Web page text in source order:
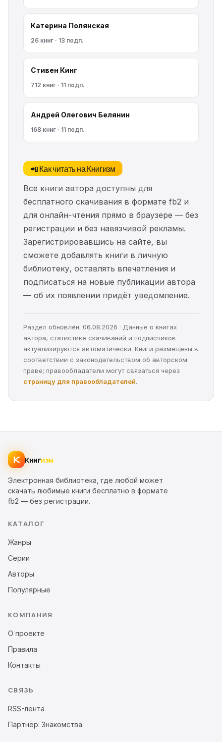
Катерина Полянская
26 книг · 13 подп.
Стивен Кинг
712 книг · 11 подп.
Андрей Олегович Белянин
168 книг · 11 подп.
📲 Как читать на Книгизм
Все книги автора доступны для
бесплатного скачивания в формате fb2 и
для онлайн-чтения прямо в браузере — без
регистрации и без навязчивой рекламы.
Зарегистрировавшись на сайте, вы
сможете добавлять книги в личную
библиотеку, оставлять впечатления и
подписаться на новые публикации автора
— об их появлении придёт уведомление.
Раздел обновлён: 06.08.2026 · Данные о книгах
автора, статистике скачиваний и подписчиков
актуализируются автоматически. Книги размещены в
соответствии с законодательством об авторском
праве; правообладатели могут связаться через
страницу для правообладателей.
Книгизм
Электронная библиотека, где любой может
скачать любимые книги бесплатно в формате
fb2 — без регистрации.
КАТАЛОГ
Жанры
Серии
Авторы
Популярные
КОМПАНИЯ
О проекте
Правила
Контакты
СВЯЗЬ
RSS-лента
Партнёр: Знакомства